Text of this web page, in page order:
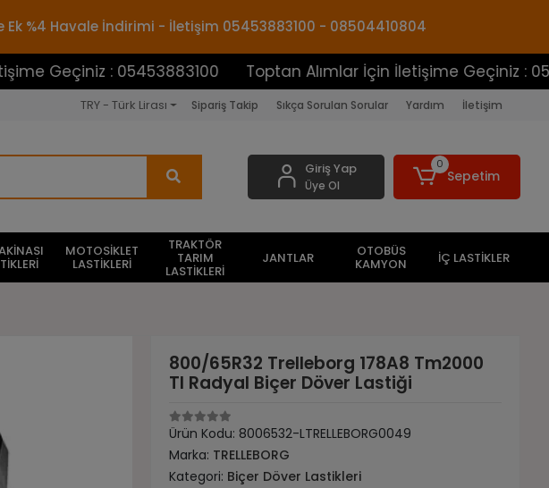
Ek %4 Havale İndirimi - İletişim 05453883100 - 08504410804
: 05453883100 Toptan Alımlar İçin İletişime Geçiniz :
TRY - Türk Lirası Sipariş Takip Sıkça Sorulan Sorular Yardım İletişim
Giriş Yap
Üye Ol
0
Sepetim
MOTOSİKLET
LASTİKLERİ
TRAKTÖR
TARIM
LASTİKLERİ
JANTLAR OTOBÜS
KAMYON İÇ LASTİKLER
800/65R32 Trelleborg 178A8 Tm2000
Tl Radyal Biçer Döver Lastiği
Ürün Kodu: 8006532-LTRELLEBORG0049
Marka: TRELLEBORG
Kategori: Biçer Döver Lastikleri